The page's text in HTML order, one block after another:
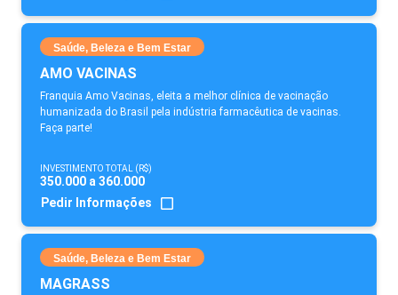
Saúde, Beleza e Bem Estar
AMO VACINAS
Franquia Amo Vacinas, eleita a melhor clínica de vacinação
humanizada do Brasil pela indústria farmacêutica de vacinas.
Faça parte!
INVESTIMENTO TOTAL (R$)
350.000 a 360.000
Pedir Informações
Saúde, Beleza e Bem Estar
MAGRASS